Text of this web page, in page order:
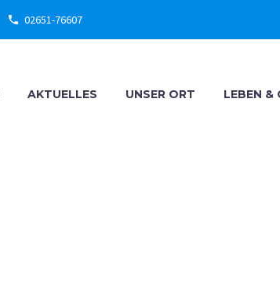
02651-76607
AKTUELLES UNSER ORT LEBEN &